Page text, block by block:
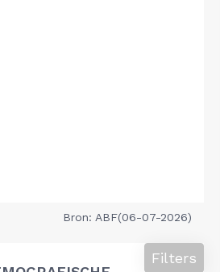
Bron: ABF(06-07-2026)
Filters